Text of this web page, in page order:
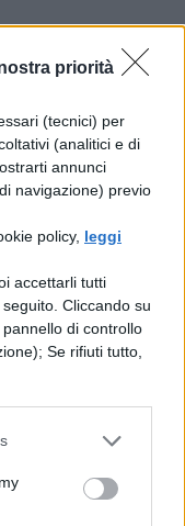
priorità
(tecnici) per
(analitici e di
annunci
navigazione) previo
policy, leggi
accettarli tutti
Cliccando su
di controllo
Se rifiuti tutto,
docenti e
2026-2028
40 ore
sulla